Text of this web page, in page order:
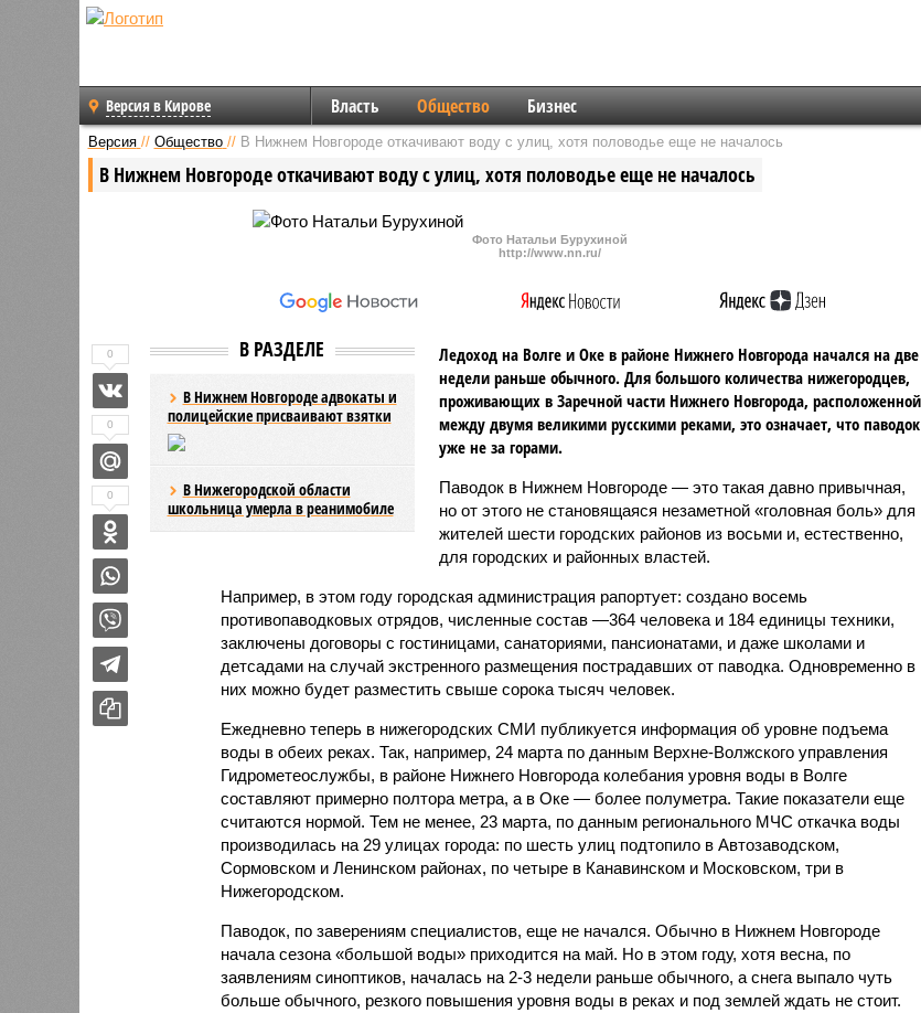
Версия в Кирове Власть Общество Бизнес
Версия // Общество // В Нижнем Новгороде откачивают воду с улиц, хотя половодье еще не началось
В Нижнем Новгороде откачивают воду с улиц, хотя половодье еще не началось
Фото Натальи Бурухиной
http://www.nn.ru/
В РАЗДЕЛЕ
В Нижнем Новгороде адвокаты и
полицейские присваивают взятки
В Нижегородской области
школьница умерла в реанимобиле
Ледоход на Волге и Оке в районе Нижнего Новгорода начался на две
недели раньше обычного. Для большого количества нижегородцев,
проживающих в Заречной части Нижнего Новгорода, расположенной
между двумя великими русскими реками, это означает, что паводок
уже не за горами.
Паводок в Нижнем Новгороде — это такая давно привычная,
но от этого не становящаяся незаметной «головная боль» для
жителей шести городских районов из восьми и, естественно,
для городских и районных властей.
Например, в этом году городская администрация рапортует: создано восемь
противопаводковых отрядов, численные состав —364 человека и 184 единицы техники,
заключены договоры с гостиницами, санаториями, пансионатами, и даже школами и
детсадами на случай экстренного размещения пострадавших от паводка. Одновременно в
них можно будет разместить свыше сорока тысяч человек.
Ежедневно теперь в нижегородских СМИ публикуется информация об уровне подъема
воды в обеих реках. Так, например, 24 марта по данным Верхне-Волжского управления
Гидрометеослужбы, в районе Нижнего Новгорода колебания уровня воды в Волге
составляют примерно полтора метра, а в Оке — более полуметра. Такие показатели еще
считаются нормой. Тем не менее, 23 марта, по данным регионального МЧС откачка воды
производилась на 29 улицах города: по шесть улиц подтопило в Автозаводском,
Сормовском и Ленинском районах, по четыре в Канавинском и Московском, три в
Нижегородском.
Паводок, по заверениям специалистов, еще не начался. Обычно в Нижнем Новгороде
начала сезона «большой воды» приходится на май. Но в этом году, хотя весна, по
заявлениям синоптиков, началась на 2-3 недели раньше обычного, а снега выпало чуть
больше обычного, резкого повышения уровня воды в реках и под землей ждать не стоит.
0
0
0